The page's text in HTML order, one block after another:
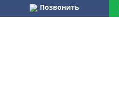
Позвонить